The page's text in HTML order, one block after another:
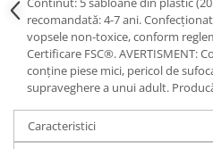
recomandată: 4-7 ani.
vopsele non-toxice, conform
Certificare FSC®. AVERTISMENT:
conține piese mici, pericol de
supraveghere a unui adult.
Caracteristici